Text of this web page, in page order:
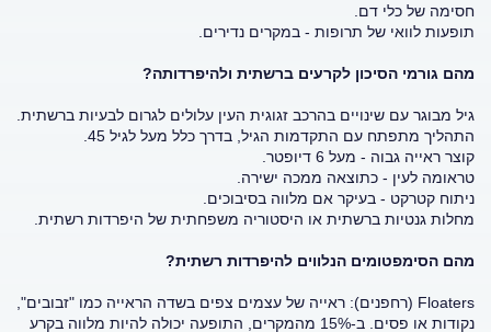
חסימה של כלי דם.
תופעות לוואי של תרופות - במקרים נדירים.
מהם גורמי הסיכון לקרעים ברשתית ולהיפרדותה?
גיל מבוגר עם שינויים בהרכב זגוגית העין עלולים לגרום לבעיות ברשתית.
התהליך מתפתח עם התקדמות הגיל, בדרך כלל מעל לגיל 45.
קוצר ראייה גבוה - מעל 6 דיופטר.
טראומה לעין - כתוצאה ממכה ישירה.
ניתוח קטרקט - בעיקר אם מלווה בסיבוכים.
מחלות גנטיות ברשתית או היסטוריה משפחתית של היפרדות רשתית.
מהם הסימפטומים הנלווים להיפרדות רשתית?
Floaters (רחפנים): ראייה של עצמים צפים בשדה הראייה כמו "זבובים",
נקודות או פסים. ב-15% מהמקרים, התופעה יכולה להיות מלווה בקרע